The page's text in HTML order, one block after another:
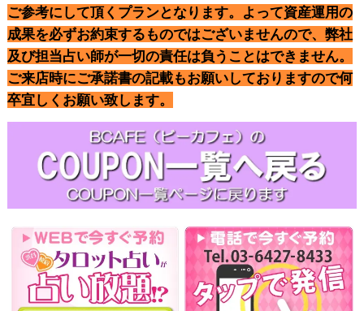
ご参考にして頂くプランとなります。よって資産運用の
成果を必ずお約束するものではございませんので、弊社
及び担当占い師が一切の責任は負うことはできません。
ご来店時にご承諾書の記載もお願いしておりますので何
卒宜しくお願い致します。